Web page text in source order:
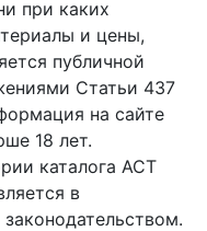
при каких
и цены,
публичной
Статьи 437
на сайте
18 лет.
каталога АСТ
в